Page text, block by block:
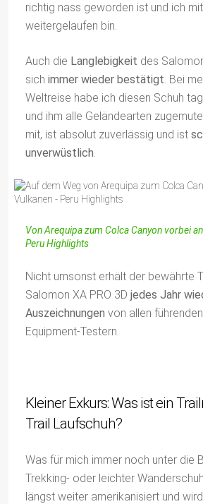
richtig nass geworden ist und ich
weitergelaufen bin.
Auch die Langlebigkeit des
sich immer wieder bestätigt. Bei
Weltreise habe ich diesen Schuh
und ihm alle Geländearten
mit, ist absolut zuverlässig und ist
unverwüstlich.
Von Arequipa zum Colca Canyon vorbei
Peru Highlights
Nicht umsonst erhält der bewährte
Salomon XA PRO 3D jedes Jahr
Auszeichnungen von allen
Equipment-Testern.
Kleiner Exkurs: Was ist ein
Trail Laufschuh?
Was für mich immer noch unter die
Trekking- oder leichter
längst weiter amerikanisiert und